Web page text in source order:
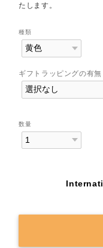
たします。
種類
ギフトラッピングの有無
数量